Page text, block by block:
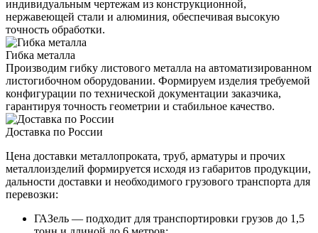
индивидуальным чертежам из конструкционной,
нержавеющей стали и алюминия, обеспечивая высокую
точность обработки.
Гибка металла
Производим гибку листового металла на автоматизированном
листогибочном оборудовании. Формируем изделия требуемой
конфигурации по технической документации заказчика,
гарантируя точность геометрии и стабильное качество.
Доставка по России
Цена доставки металлопроката, труб, арматуры и прочих
металлоизделий формируется исходя из габаритов продукции,
дальности доставки и необходимого грузового транспорта для
перевозки:
ГАЗель — подходит для транспортировки грузов до 1,5